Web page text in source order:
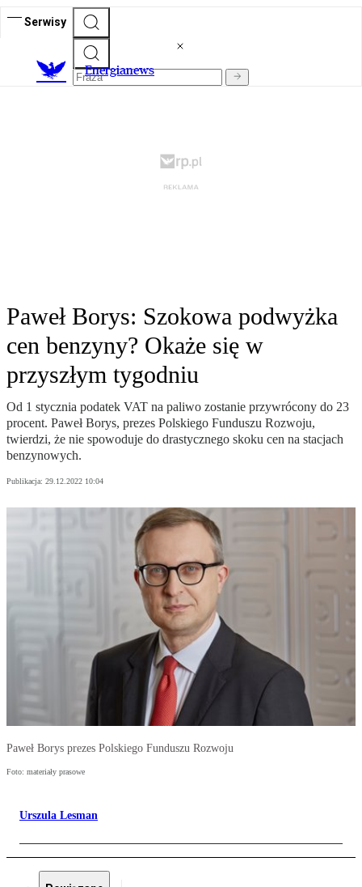
Serwisy
Energianews
Paweł Borys: Szokowa podwyżka
cen benzyny? Okaże się w
przyszłym tygodniu
Od 1 stycznia podatek VAT na paliwo zostanie przywrócony do 23
procent. Paweł Borys, prezes Polskiego Funduszu Rozwoju,
twierdzi, że nie spowoduje do drastycznego skoku cen na stacjach
benzynowych.
Publikacja: 29.12.2022 10:04
Paweł Borys prezes Polskiego Funduszu Rozwoju
Foto: materiały prasowe
Urszula Lesman